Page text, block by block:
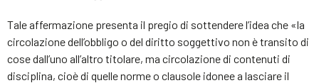
Tale affermazione presenta il pregio di sottendere l’idea che «la
circolazione dell’obbligo o del diritto soggettivo non è transito di
cose dall’uno all’altro titolare, ma circolazione di contenuti di
disciplina, cioè di quelle norme o clausole idonee a lasciare il